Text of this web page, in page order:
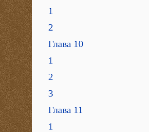
1
2
Глава 10
1
2
3
Глава 11
1